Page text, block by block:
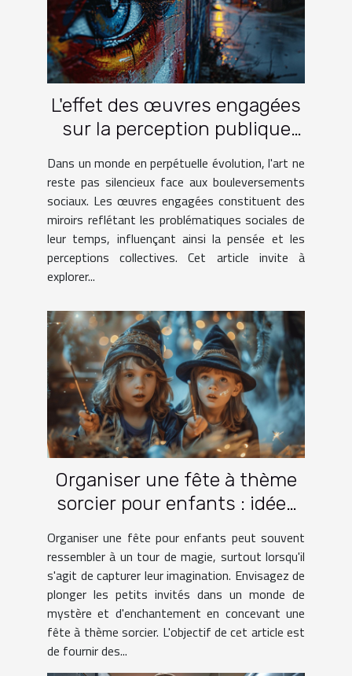
L'effet des œuvres engagées
sur la perception publique
Dans un monde en perpétuelle évolution, l'art ne
reste pas silencieux face aux bouleversements
sociaux. Les œuvres engagées constituent des
miroirs reflétant les problématiques sociales de
leur temps, influençant ainsi la pensée et les
perceptions collectives. Cet article invite à
explorer...
Organiser une fête à thème
sorcier pour enfants : idées
Organiser une fête pour enfants peut souvent
ressembler à un tour de magie, surtout lorsqu'il
s'agit de capturer leur imagination. Envisagez de
plonger les petits invités dans un monde de
mystère et d'enchantement en concevant une
fête à thème sorcier. L'objectif de cet article est
de fournir des...